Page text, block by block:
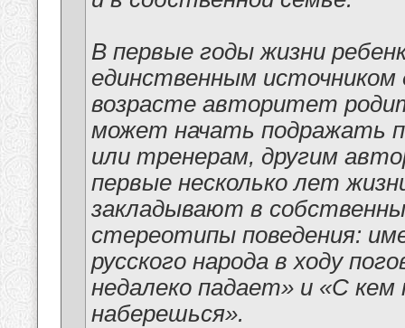
В первые годы жизни
единственным источником
возрасте авторитет
может начать подражать
или тренерам, другим
первые несколько лет
закладывают в
стереотипы поведения:
русского народа в ходу
недалеко падает» и «С
наберешься».